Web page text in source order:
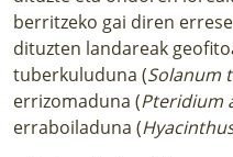
berritzeko gai diren
dituzten landareak
tuberkuluduna (Solanum
errizomaduna (Pteridium
erraboiladuna (